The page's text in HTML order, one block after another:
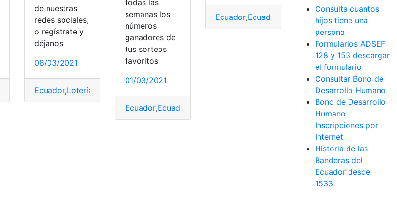
Nacional
Pozo Millonario,Resultados
de nuestras
redes sociales,
o regístrate y
déjanos
08/03/2021
Ecuador,Lotería Nacional
todas las
semanas los
números
ganadores de
tus sorteos
favoritos.
01/03/2021
Ecuador,Ecuador Lotería Nacional Loteria Nacional
Ecuador,Ecuador Lotería Nacional,Loteria
Consulta cuantos
hijos tiene una
persona
Formularios ADSEF
128 y 153 descargar
el formulario
Consultar Bono de
Desarrollo Humano
Bono de Desarrollo
Humano
Inscripciones por
Internet
Historia de las
Banderas del
Ecuador desde
1533